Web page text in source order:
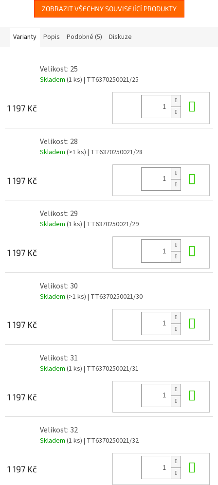
ZOBRAZIT VŠECHNY SOUVISEJÍCÍ PRODUKTY
Varianty Popis Podobné (5) Diskuze
Velikost: 25
Skladem (1 ks) | TT6370250021/25
1 197 Kč
Velikost: 28
Skladem (>1 ks) | TT6370250021/28
1 197 Kč
Velikost: 29
Skladem (1 ks) | TT6370250021/29
1 197 Kč
Velikost: 30
Skladem (>1 ks) | TT6370250021/30
1 197 Kč
Velikost: 31
Skladem (1 ks) | TT6370250021/31
1 197 Kč
Velikost: 32
Skladem (1 ks) | TT6370250021/32
1 197 Kč